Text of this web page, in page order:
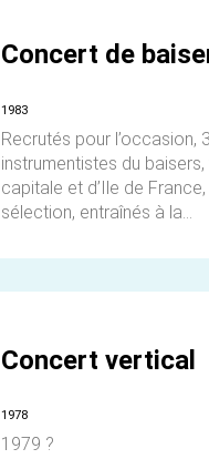
Concert de
1983
Recrutés pour l’occasion,
instrumentistes du
capitale et d’Ile de
sélection, entraînés à la...
Concert vertical
1978
1979 ?